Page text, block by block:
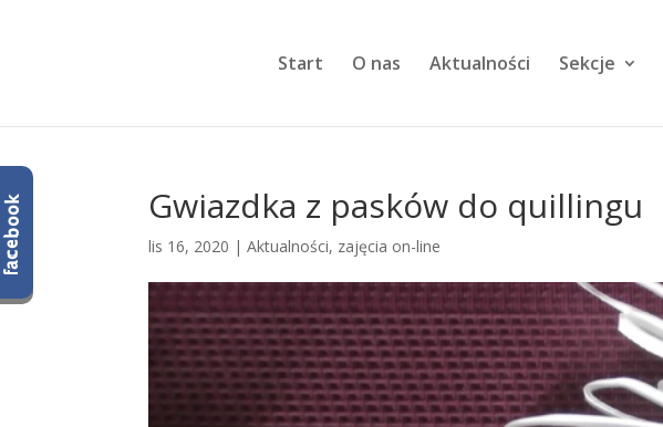
Start O nas Aktualności Sekcje
Gwiazdka z pasków do quillingu
lis 16, 2020 |Aktualności, zajęcia on-line